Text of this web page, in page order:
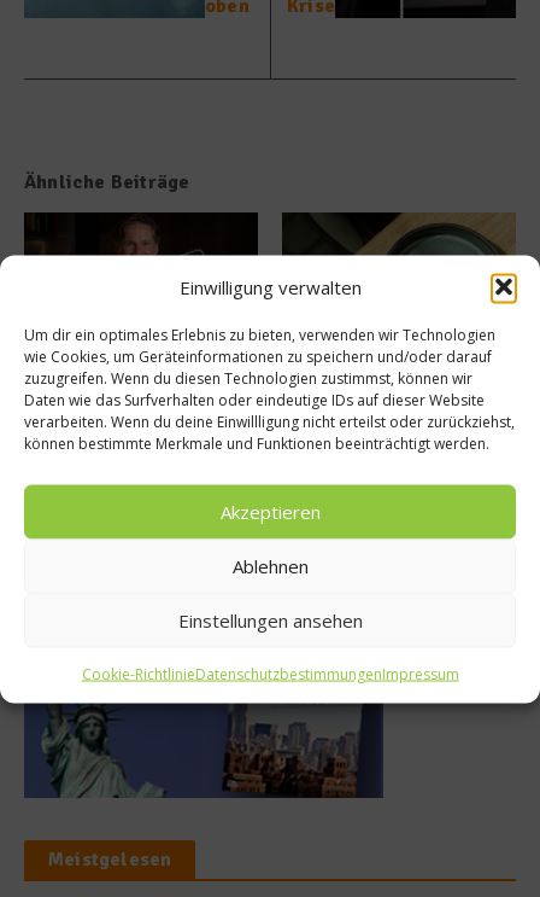
Einwilligung verwalten
Um dir ein optimales Erlebnis zu bieten, verwenden wir Technologien
wie Cookies, um Geräteinformationen zu speichern und/oder darauf
zuzugreifen. Wenn du diesen Technologien zustimmst, können wir
Daten wie das Surfverhalten oder eindeutige IDs auf dieser Website
verarbeiten. Wenn du deine Einwillligung nicht erteilst oder zurückziehst,
können bestimmte Merkmale und Funktionen beeinträchtigt werden.
Akzeptieren
Ablehnen
Einstellungen ansehen
Cookie-RichtlinieDatenschutzbestimmungenImpressum
oben Krise
Ähnliche Beiträge
Coravin – Wie eine
medizinische Erfindung die
Welt des Weins nach ...
TIAN Bistro – Komplex in der
Simplizität
30. Juli 2026
Buchtipp
Meistgelesen